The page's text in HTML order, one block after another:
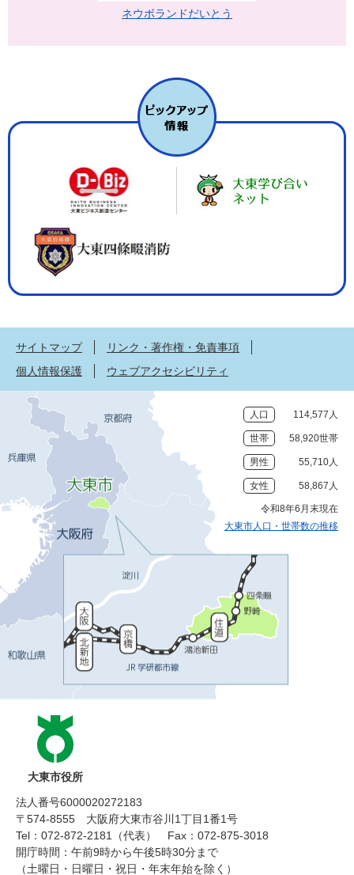
ネウボランドだいとう
サイトマップ
リンク・著作権・免責事項
個人情報保護
ウェブアクセシビリティ
人口 114,577人
世帯 58,920世帯
男性 55,710人
女性 58,867人
令和8年6月末現在
大東市人口・世帯数の推移
大東市役所
法人番号6000020272183
〒574-8555 大阪府大東市谷川1丁目1番1号
Tel：072-872-2181（代表）
Fax：072-875-3018
開庁時間：午前9時から午後5時30分まで
（土曜日・日曜日・祝日・年末年始を除く）